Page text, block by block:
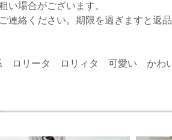
い場合がございます。
連絡ください。期限を過ぎますと返
ロリータ ロリィタ 可愛い かわ